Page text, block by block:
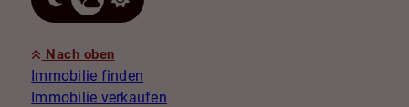
Nach oben
Immobilie finden
Immobilie verkaufen